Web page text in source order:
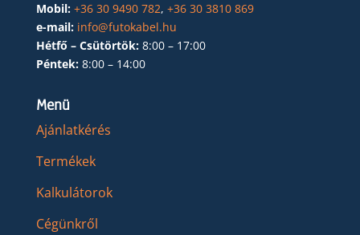
Mobil: +36 30 9490 782, +36 30 3810 869
e-mail: info@futokabel.hu
Hétfő – Csütörtök: 8:00 – 17:00
Péntek: 8:00 – 14:00
Menü
Ajánlatkérés
Termékek
Kalkulátorok
Cégünkről